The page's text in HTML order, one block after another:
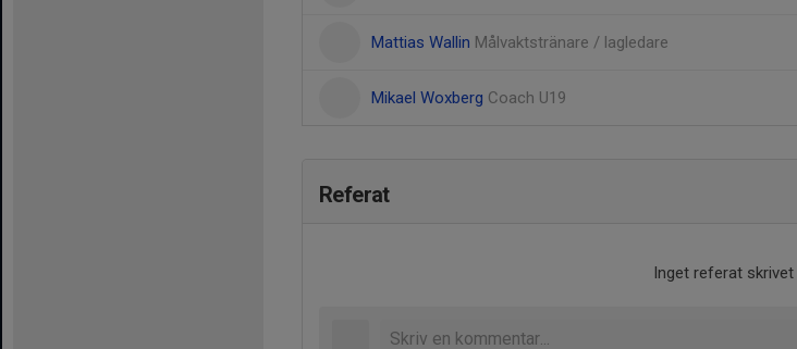
Mattias Wallin Målvaktstränare / lagledare
Mikael Woxberg Coach U19
Referat
Inget referat skrivet